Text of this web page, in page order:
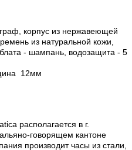
корпус из нержавеющей
из натуральной кожи,
- шампань, водозащита - 5
12мм
располагается в г.
говорящем кантоне
производит часы из стали,